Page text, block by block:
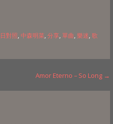
對照, 中森明菜, 分享, 單曲, 樂迷, 歌
Amor Eterno – So Long →